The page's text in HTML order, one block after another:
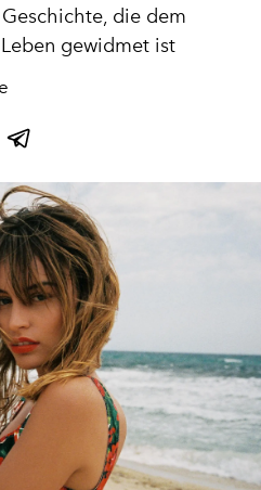
die dem
gewidmet ist